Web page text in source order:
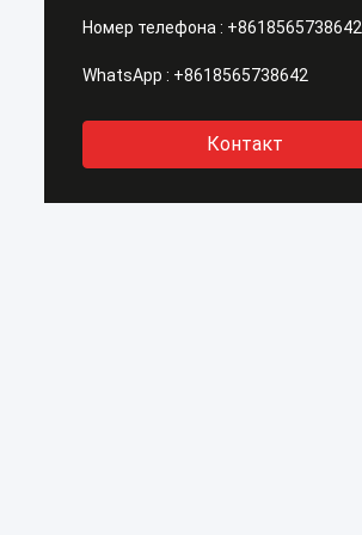
Номер телефона : +8618565738642
WhatsApp : +8618565738642
Контакт